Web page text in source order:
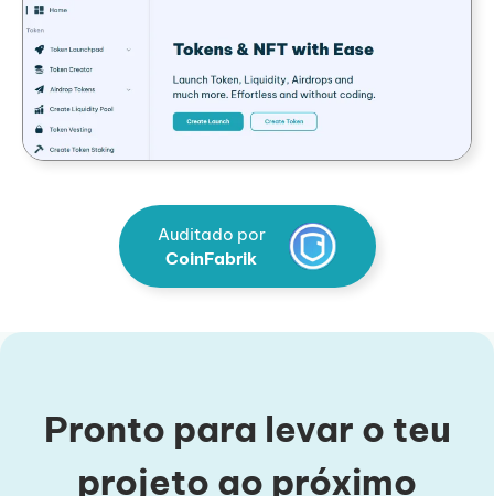
Auditado por
CoinFabrik
Pronto para levar o teu
projeto ao próximo